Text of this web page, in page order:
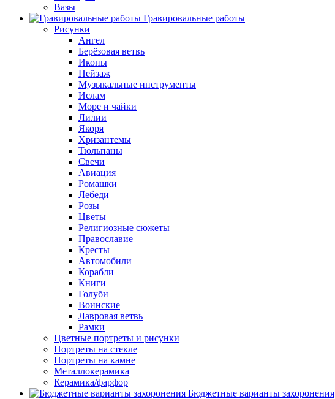
Вазы
Гравировальные работы
Рисунки
Ангел
Берёзовая ветвь
Иконы
Пейзаж
Музыкальные инструменты
Ислам
Море и чайки
Лилии
Якоря
Хризантемы
Тюльпаны
Свечи
Авиация
Ромашки
Лебеди
Розы
Цветы
Религиозные сюжеты
Православие
Кресты
Автомобили
Корабли
Книги
Голуби
Воинские
Лавровая ветвь
Рамки
Цветные портреты и рисунки
Портреты на стекле
Портреты на камне
Металлокерамика
Керамика/фарфор
Бюджетные варианты захоронения